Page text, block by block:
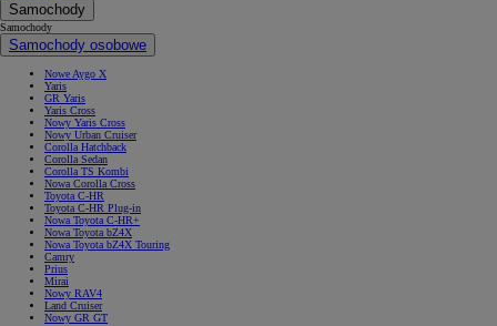
Samochody
Samochody
Samochody osobowe
Nowe Aygo X
Yaris
GR Yaris
Yaris Cross
Nowy Yaris Cross
Nowy Urban Cruiser
Corolla Hatchback
Corolla Sedan
Corolla TS Kombi
Nowa Corolla Cross
Toyota C-HR
Toyota C-HR Plug-in
Nowa Toyota C-HR+
Nowa Toyota bZ4X
Nowa Toyota bZ4X Touring
Camry
Prius
Mirai
Nowy RAV4
Land Cruiser
Nowy GR GT